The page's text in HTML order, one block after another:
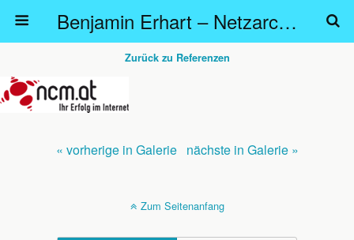
Benjamin Erhart – Netzarchitekt
Zurück zu Referenzen
« vorherige in Galerie nächste in Galerie »
Zum Seitenanfang